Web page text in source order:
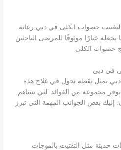
لتفتيت حصوات الكلى في دبي رعاية
يجعله خيارًا موثوقًا للمرضى الباحثين
حصوات الكلى
في دبي
يمثل نقطة تحول في علاج هذه
مجموعة من الفوائد التي تساهم
بعض الجوانب المهمة التي تبرز
حديثة مثل التفتيت بالموجات